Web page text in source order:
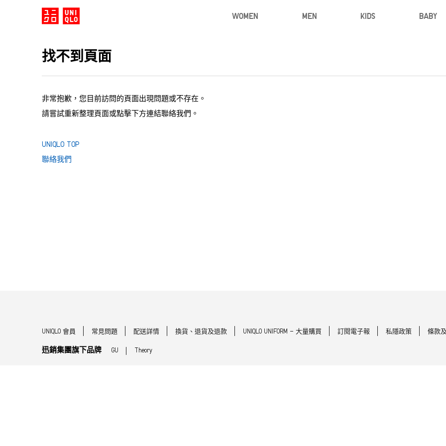
WOMEN MEN KIDS BABY
找不到頁面
非常抱歉，您目前訪問的頁面出現問題或不存在。
請嘗試重新整理頁面或點擊下方連結聯絡我們。
UNIQLO TOP
聯絡我們
UNIQLO 會員 常見問題 配送詳情 換貨、退貨及退款 UNIQLO UNIFORM - 大量購買 訂閱電子報 私隱政策 條款
迅銷集團旗下品牌 GU Theory